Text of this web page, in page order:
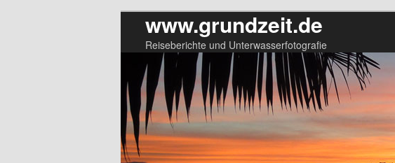
www.grundzeit.de
Reiseberichte und Unterwasserfotografie